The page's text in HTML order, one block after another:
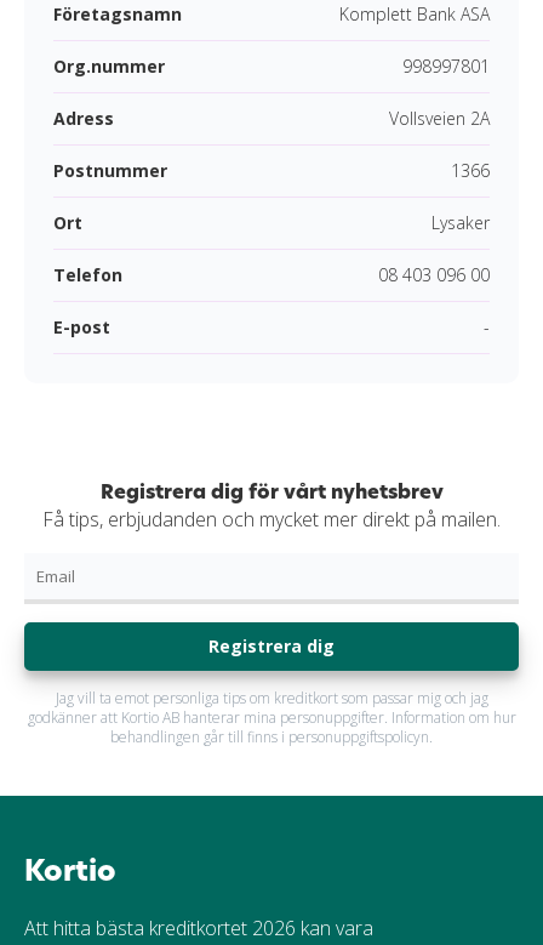
Företagsnamn Komplett Bank ASA
Org.nummer 998997801
Adress Vollsveien 2A
Postnummer 1366
Ort Lysaker
Telefon 08 403 096 00
E-post -
Registrera dig för vårt nyhetsbrev
Få tips, erbjudanden och mycket mer direkt på mailen.
Registrera dig
Jag vill ta emot personliga tips om kreditkort som passar mig och jag
godkänner att Kortio AB hanterar mina personuppgifter. Information om hur
behandlingen går till finns i personuppgiftspolicyn.
Kortio
Att hitta bästa kreditkortet 2026 kan vara